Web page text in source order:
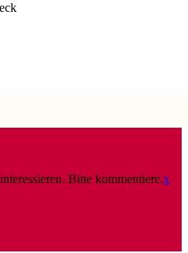
Bitte kommentiere.x